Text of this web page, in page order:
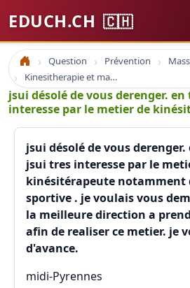
EDUCH.CH 🇨🇭
Accueil Question Prévention
Kinesitherapie et massage
jsui désolé de vous derenger.
interesse par le metier de
jsui désolé de vous
jsui tres interesse par le
kinésitérapeute notamment
sportive . je voulais vous
la meilleure direction a
afin de realiser ce metier. je
d'avance.
midi-Pyrennes